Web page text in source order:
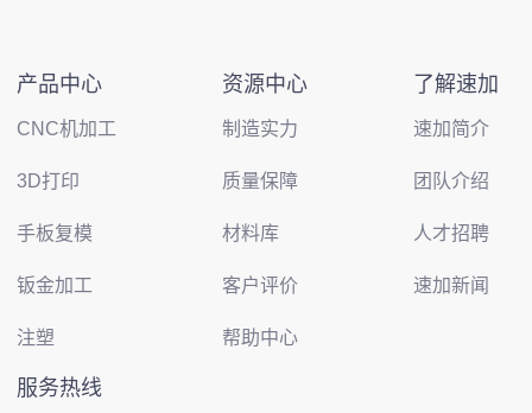
产品中心
CNC机加工
3D打印
手板复模
钣金加工
注塑
资源中心
制造实力
质量保障
材料库
客户评价
帮助中心
了解速加
速加简介
团队介绍
人才招聘
速加新闻
服务热线